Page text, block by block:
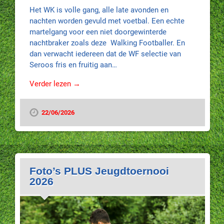
Het WK is volle gang, alle late avonden en
nachten worden gevuld met voetbal. Een echte
martelgang voor een niet doorgewinterde
nachtbraker zoals deze Walking Footballer. En
dan verwacht iedereen dat de WF selectie van
Seroos fris en fruitig aan…
Verder lezen →
22/06/2026
Foto’s PLUS Jeugdtoernooi
2026